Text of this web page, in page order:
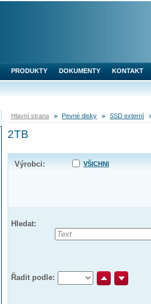
Hlavní strana Pevné disky SSD externí
2TB
Výrobci: VŠICHNI
Hledat:
Řadit podle:
PRODUKTY DOKUMENTY KONTAKT